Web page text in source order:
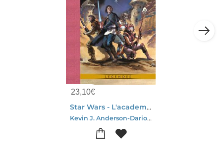
23,10€
Star Wars - L'academie Jedi : Leviathan
Kevin J. Anderson-Dario Carrasco Jr